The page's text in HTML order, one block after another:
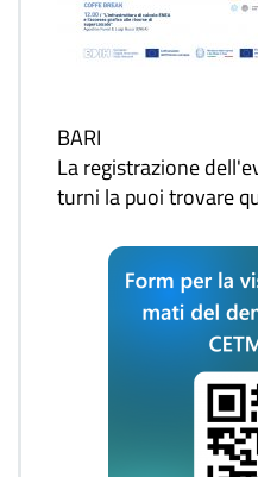
BARI
La registrazione
turni la puoi trovare